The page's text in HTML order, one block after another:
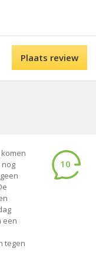
Plaats review
een
tegen
10